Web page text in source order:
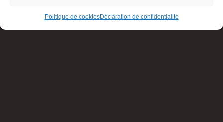
Politique de cookiesDéclaration de confidentialité